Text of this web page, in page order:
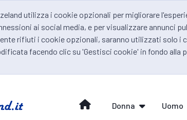
utilizza i cookie opzionali per migliorare
ai social media, e per visualizzare annunci
rifiuti i cookie opzionali, saranno utilizzati solo i
facendo clic su 'Gestisci cookie' in fondo alla
Donna Uomo